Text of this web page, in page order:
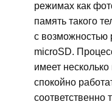
режимах как
память такого
с
microSD.
имеет несколько
спокойно
соответственно